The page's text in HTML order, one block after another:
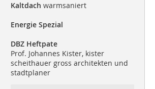
Kaltdach warmsaniert
Energie Spezial
DBZ Heftpate
Prof. Johannes Kister, kister
scheithauer gross architekten und
stadtplaner